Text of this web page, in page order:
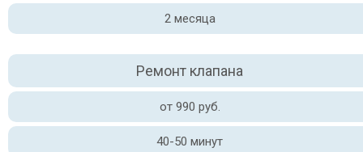
2 месяца
Ремонт клапана
от 990 руб.
40-50 минут